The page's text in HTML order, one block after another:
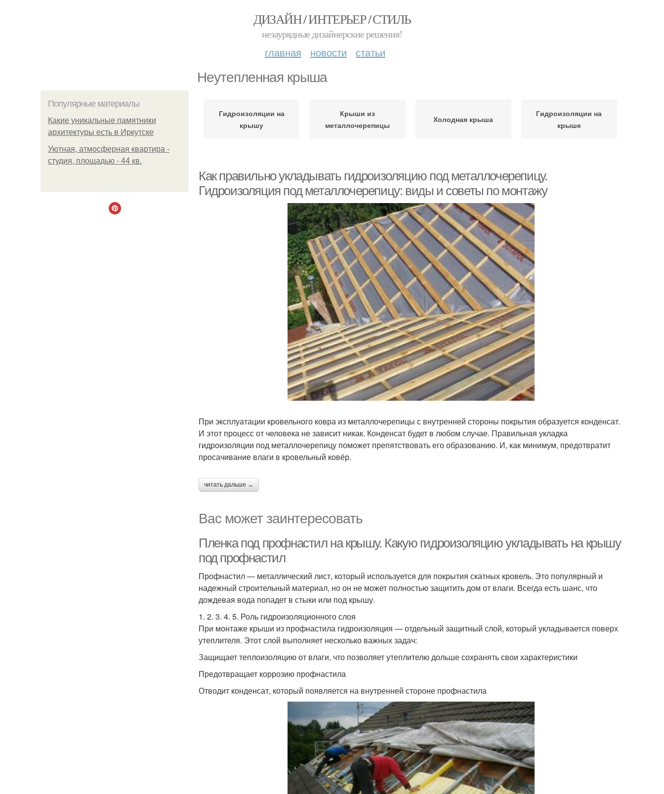
ДИЗАЙН / ИНТЕРЬЕР / СТИЛЬ
незаурядные дизайнерские решения!
главная новости статьи
Неутепленная крыша
Популярные материалы
Какие уникальные памятники
архитектуры есть в Иркутске
Уютная, атмосферная квартира -
студия, площадью - 44 кв.
Гидроизоляции на
крышу
Крыши из
металлочерепицы
Холодная крыша
Гидроизоляции на
крыше
Как правильно укладывать гидроизоляцию под металлочерепицу.
Гидроизоляция под металлочерепицу: виды и советы по монтажу
При эксплуатации кровельного ковра из металлочерепицы с внутренней стороны покрытия образуется конденсат.
И этот процесс от человека не зависит никак. Конденсат будет в любом случае. Правильная укладка
гидроизоляции под металлочерепицу поможет препятствовать его образованию. И, как минимум, предотвратит
просачивание влаги в кровельный ковёр.
читать дальше →
Вас может заинтересовать
Пленка под профнастил на крышу. Какую гидроизоляцию укладывать на крышу
под профнастил
Профнастил — металлический лист, который используется для покрытия скатных кровель. Это популярный и
надежный строительный материал, но он не может полностью защитить дом от влаги. Всегда есть шанс, что
дождевая вода попадет в стыки или под крышу.
1. 2. 3. 4. 5. Роль гидроизоляционного слоя
При монтаже крыши из профнастила гидроизоляция — отдельный защитный слой, который укладывается поверх
утеплителя. Этот слой выполняет несколько важных задач:
Защищает теплоизоляцию от влаги, что позволяет утеплителю дольше сохранять свои характеристики
Предотвращает коррозию профнастила
Отводит конденсат, который появляется на внутренней стороне профнастила